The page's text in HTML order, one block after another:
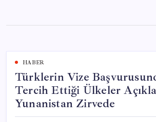
content
HABER
Türklerin Vize
Tercih Ettiği Ülkeler
Yunanistan Zirvede